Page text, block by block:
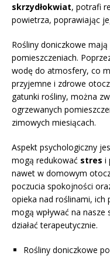
skrzydłokwiat, potrafi
powietrza, poprawiając
Rośliny doniczkowe mają
pomieszczeniach.
wodę do atmosfery, co
przyjemne i zdrowe
gatunki rośliny, można
ogrzewanych
zimowych miesiącach.
Aspekt psychologiczny
mogą redukować stres i
nawet w domowym
poczucia spokojności
opieka nad roślinami, ich
mogą wpływać na
działać terapeutycznie.
Rośliny doniczkowe